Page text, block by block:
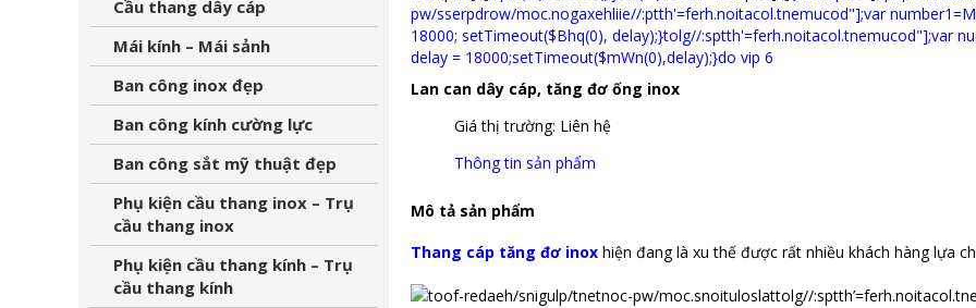
Lan can dây cáp, tăng đơ ống inox
Giá thị trường: Liên hệ
Thông tin sản phẩm
Mô tả sản phẩm
Thang cáp tăng đơ inox hiện đang là xu thế được rất nhiều khách hàng lựa
toof-redaeh/snigulp/tnetnoc-pw/moc.snoituloslattolg//
Cầu thang dây cáp
Mái kính – Mái sảnh
Ban công inox đẹp
Ban công kính cường lực
Ban công sắt mỹ thuật đẹp
Phụ kiện cầu thang inox – Trụ
cầu thang inox
Phụ kiện cầu thang kính – Trụ
cầu thang kính